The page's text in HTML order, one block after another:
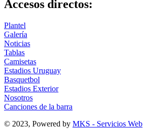
Accesos directos:
Plantel
Galería
Noticias
Tablas
Camisetas
Estadios Uruguay
Basquetbol
Estadios Exterior
Nosotros
Canciones de la barra
© 2023, Powered by MKS - Servicios Web